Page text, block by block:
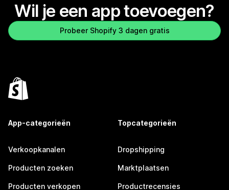
Wil je een app toevoegen?
Probeer Shopify 3 dagen gratis
App-categorieën
Verkoopkanalen
Producten zoeken
Producten verkopen
Topcategorieën
Dropshipping
Marktplaatsen
Productrecensies